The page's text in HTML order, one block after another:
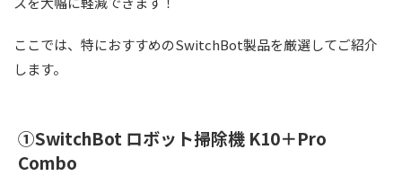
ここでは、特におすすめのSwitchBot製品を厳選してご紹介
します。
①SwitchBot ロボット掃除機 K10＋Pro
Combo